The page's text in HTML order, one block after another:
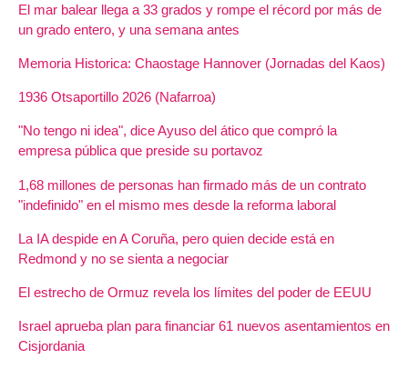
El mar balear llega a 33 grados y rompe el récord por más de
un grado entero, y una semana antes
Memoria Historica: Chaostage Hannover (Jornadas del Kaos)
1936 Otsaportillo 2026 (Nafarroa)
"No tengo ni idea", dice Ayuso del ático que compró la
empresa pública que preside su portavoz
1,68 millones de personas han firmado más de un contrato
"indefinido" en el mismo mes desde la reforma laboral
La IA despide en A Coruña, pero quien decide está en
Redmond y no se sienta a negociar
El estrecho de Ormuz revela los límites del poder de EEUU
Israel aprueba plan para financiar 61 nuevos asentamientos en
Cisjordania